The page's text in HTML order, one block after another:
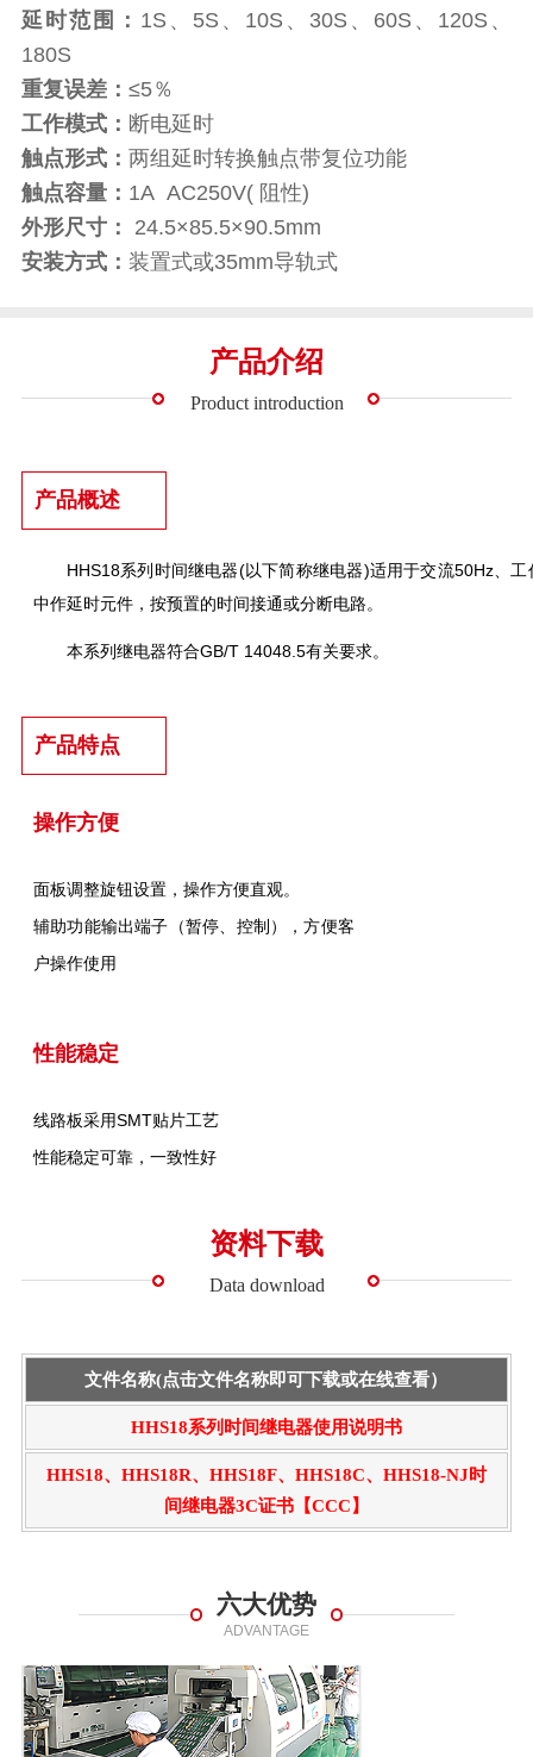
延时范围： 1S、5S、10S、30S、60S、120S、
180S
重复误差： ≤5％
工作模式： 断电延时
触点形式： 两组延时转换触点带复位功能
触点容量： 1A AC250V( 阻性)
外形尺寸：
24.5×85.5×90.5mm
安装方式： 装置式或35mm导轨式
产品介绍
Product introduction
产品概述
HHS18系列时间继电器(以下简称继电器)适用于交流50Hz、
中作延时元件，按预置的时间接通或分断电路。
本系列继电器符合GB/T 14048.5有关要求。
产品特点
操作方便
面板调整旋钮设置，操作方便直观。
辅助功能输出端子（暂停、控制），方便客
户操作使用
性能稳定
线路板采用SMT贴片工艺
性能稳定可靠，一致性好
资料下载
Data download
文件名称(点击文件名称即可下载或在线查看）
HHS18系列时间继电器使用说明书
HHS18、HHS18R、HHS18F、HHS18C、HHS18-NJ时
间继电器3C证书【CCC】
六大优势
ADVANTAGE